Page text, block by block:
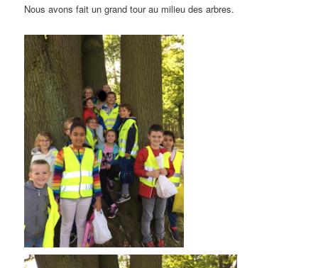
Nous avons fait un grand tour au milieu des arbres.